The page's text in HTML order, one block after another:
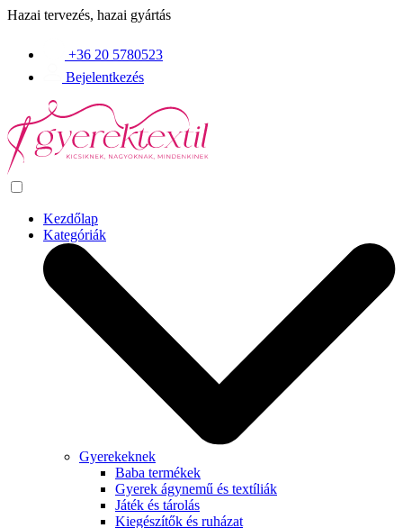
Hazai tervezés, hazai gyártás
+36 20 5780523
Bejelentkezés
Kezdőlap
Kategóriák
Gyerekeknek
Baba termékek
Gyerek ágynemű és textíliák
Játék és tárolás
Kiegészítők és ruházat